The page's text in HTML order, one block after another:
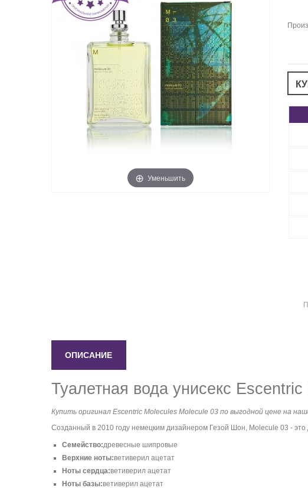
Уменьшить
ОПИСАНИЕ
Туалетная вода унисекс
Купить оригинал Escentric Molecules Molecule 03 по выгодной цене на
Созданный в 2010 году немецким дизайнером Гезой Шон, Molecule 03 -
Семейство:древесные шипровые
Верхние ноты:ветиверил ацетат
Ноты сердца:ветиверил ацетат
Ноты базы:ветиверил ацетат